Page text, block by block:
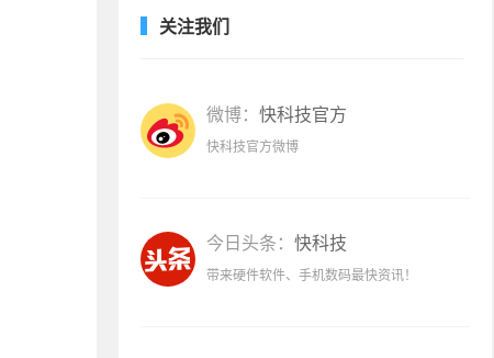
关注我们
微博： 快科技官方
快科技官方微博
今日头条： 快科技
带来硬件软件、手机数码最快资讯！